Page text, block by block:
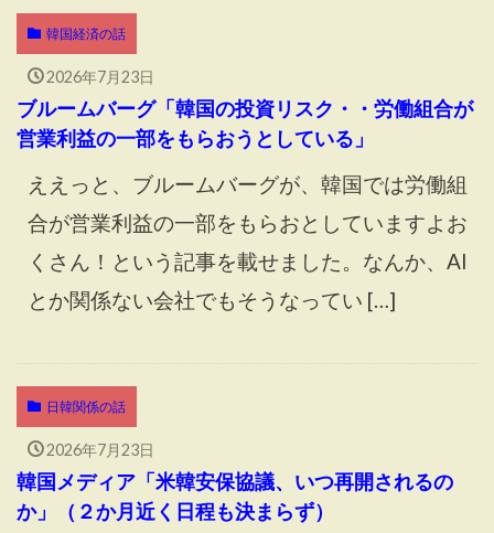
韓国経済の話
2026年7月23日
ブルームバーグ「韓国の投資リスク・・労働組合が
営業利益の一部をもらおうとしている」
ええっと、ブルームバーグが、韓国では労働組
合が営業利益の一部をもらおとしていますよお
くさん！という記事を載せました。なんか、AI
とか関係ない会社でもそうなってい […]
日韓関係の話
2026年7月23日
韓国メディア「米韓安保協議、いつ再開されるの
か」（２か月近く日程も決まらず）